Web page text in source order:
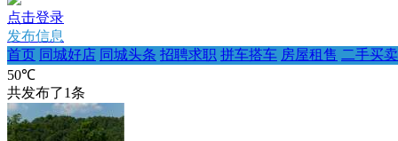
点击登录
发布信息
首页 同城好店 同城头条 招聘求职 拼车搭车 房屋租售 二手买卖
50℃
共发布了1条